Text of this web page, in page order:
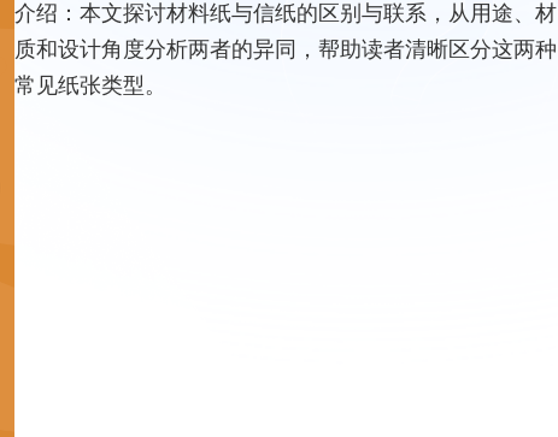
介绍： 本文探讨材料纸与信纸的区别与联系，从用途、材
质和设计角度分析两者的异同，帮助读者清晰区分这两种
常见纸张类型。